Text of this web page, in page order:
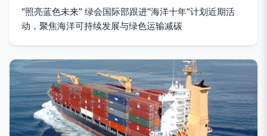
“照亮蓝色未来” 绿会国际部跟进“海洋十年”计划近期活
动，聚焦海洋可持续发展与绿色运输减碳